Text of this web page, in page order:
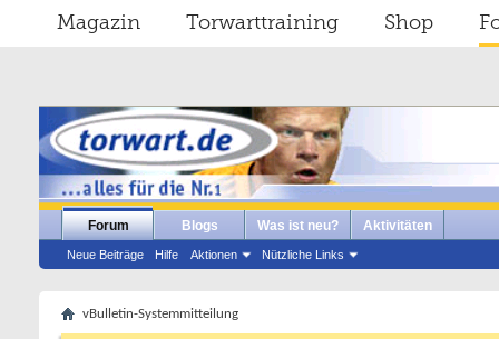
Magazin Torwarttraining Shop
Forum
Neue Beiträge Hilfe Aktionen Nützliche Links
Blogs Was ist neu? Aktivitäten
vBulletin-Systemmitteilung